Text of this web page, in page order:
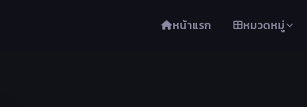
หน้าแรก หมวดหมู่